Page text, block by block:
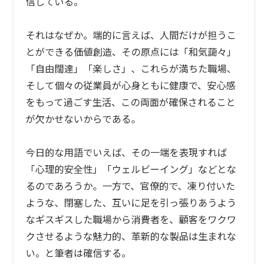
それはなぜか。端的に言えば、人間だけが担うこ
とができる価値創造、その原点には「和気藹々」
「自由闊達」「楽しさ」、これらが満ちた職場、
そして個々の従業員が心身ともに健康で、安心感
をもって過ごす生活、この両面が確保されること
が欠かせないからである。
今日的な用語でいえば、その一端を表現すれば
「心理的安全性」「ウェルビーイング」などとな
るのであろうか。一方で、官僚的で、凍り付いた
ような、閉塞した、互いに足を引っ張りあうよう
なギスギスした職場から消費者を、顧客をワクワ
クさせるような魅力的、革新的な製品は生まれな
い。と筆者は確信する。